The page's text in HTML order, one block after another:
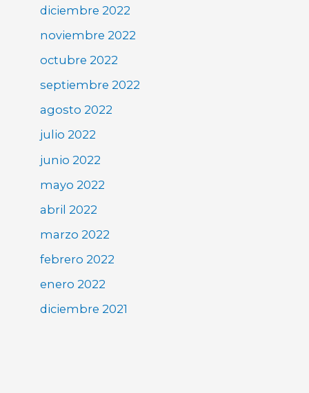
diciembre 2022
noviembre 2022
octubre 2022
septiembre 2022
agosto 2022
julio 2022
junio 2022
mayo 2022
abril 2022
marzo 2022
febrero 2022
enero 2022
diciembre 2021